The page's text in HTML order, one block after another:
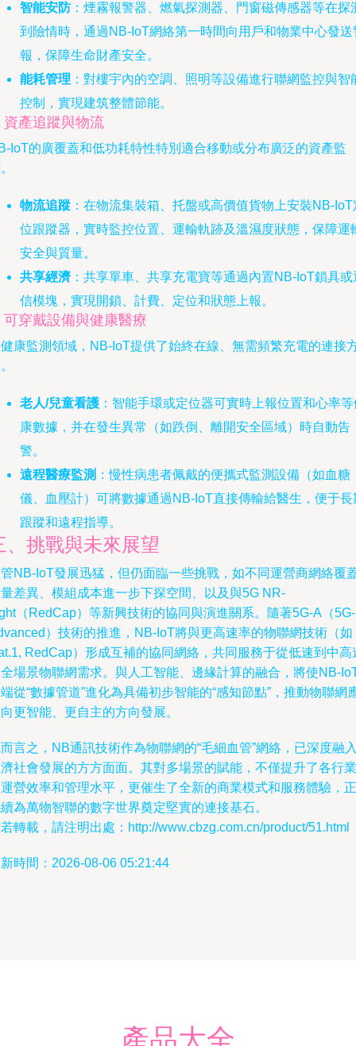
智能安防：煙霧報警器、燃氣探測器、門窗磁傳感器等在探
到險情時，通過NB-IoT網絡第一時間向用戶和物業中心發送
報，保障生命財產安全。
能耗管理 ：對樓宇內的空調、照明等設備進行聯網監控與智
控制，實現建筑整體節能。
資產追蹤與物流
IoT的廣覆蓋和低功耗特性特別適合移動或分布廣泛的資產監
物流追蹤 ：在物流集裝箱、托盤或高價值貨物上安裝NB-IoT
位跟蹤器，實時監控位置、運輸軌跡及溫濕度狀態，保障運
安全與質量。
共享經濟：共享單車、共享充電寶等通過內置NB-IoT鎖具或
信模塊，實現開鎖、計費、定位和狀態上報。
可穿戴設備與健康醫療
康監測領域，NB-IoT提供了始終在線、無需頻繁充電的連接
老人/兒童看護 ：智能手環或定位器可實時上報位置和心率
康數據，并在發生異常（如跌倒、離開安全區域）時自動告
警。
遠程醫療監測 ：慢性病患者佩戴的便攜式監測設備（如血糖
儀、血壓計）可將數據通過NB-IoT直接傳輸給醫生，便于長
跟蹤和遠程指導。
、挑戰與未來展望
NB-IoT發展迅猛，但仍面臨一些挑戰，如不同運營商網絡覆
差異、模組成本進一步下探空間、以及與5G NR-
（RedCap）等新興技術的協同與演進關系。隨著5G-A（5G-
）技術的推進，NB-IoT將與更高速率的物聯網技術（如
RedCap）形成互補的協同網絡，共同服務于從低速到中高
場景物聯網需求。與人工智能、邊緣計算的融合，將使NB-
從“數據管道”進化為具備初步智能的“感知節點”，推動物聯網
更智能、更自主的方向發展。
言之，NB通訊技術作為物聯網的“毛細血管”網絡，已深度融
社會發展的方方面面。其對多場景的賦能，不僅提升了各行業
營效率和管理水平，更催生了全新的商業模式和服務體驗，正
為萬物智聯的數字世界奠定堅實的連接基石。
轉載，請注明出處：http://www.cbzg.com.cn/product/51.html
時間：2026-08-06 05:21:44
產品大全